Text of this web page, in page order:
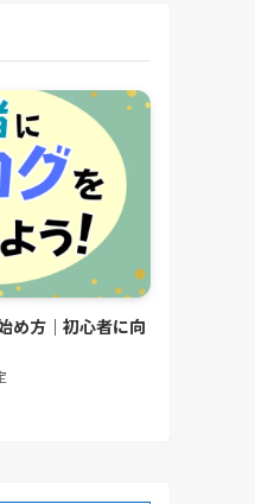
め方｜初心者に向